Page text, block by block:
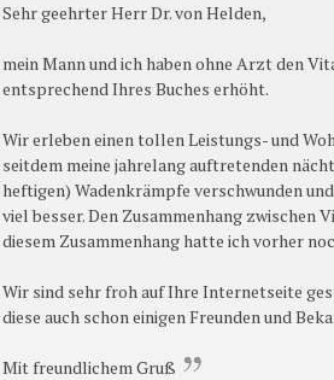
Sehr geehrter Herr Dr. von Helden,
mein Mann und ich haben ohne Arzt den
entsprechend Ihres Buches erhöht.
Wir erleben einen tollen Leistungs- und
seitdem meine jahrelang auftretenden
heftigen) Wadenkrämpfe verschwunden
viel besser. Den Zusammenhang zwischen
diesem Zusammenhang hatte ich vorher
Wir sind sehr froh auf Ihre Internetseite
diese auch schon einigen Freunden und
Mit freundlichem Gruß